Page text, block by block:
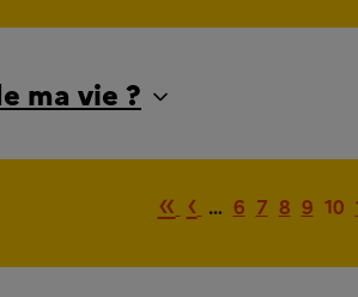
ma vie ?
Première
« Page
‹ … 6 7 8 9 10